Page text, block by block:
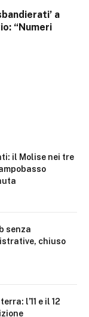
a
“Numeri
il Molise nei tre
senza
chiuso
l’11 e il 12